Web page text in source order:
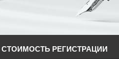
СТОИМОСТЬ РЕГИСТРАЦИИ